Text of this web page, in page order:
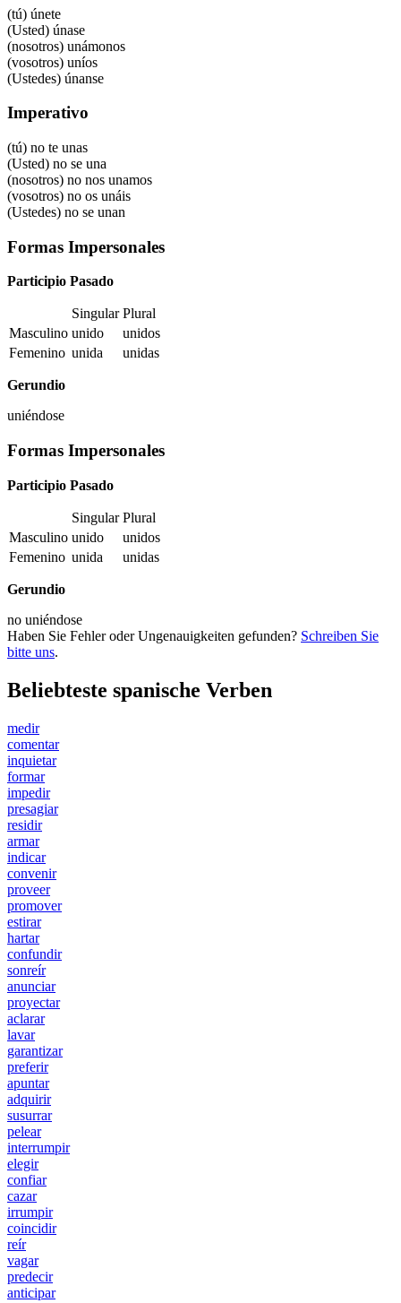
(tú) únete
(Usted) únase
(nosotros) unámonos
(vosotros) uníos
(Ustedes) únanse
Imperativo
(tú) no te unas
(Usted) no se una
(nosotros) no nos unamos
(vosotros) no os unáis
(Ustedes) no se unan
Formas Impersonales
Participio Pasado
Singular Plural
Masculino unido
unidos
Femenino unida unidas
Gerundio
uniéndose
Formas Impersonales
Participio Pasado
Singular Plural
Masculino unido
unidos
Femenino unida unidas
Gerundio
no uniéndose
Haben Sie Fehler oder Ungenauigkeiten gefunden? Schreiben Sie
bitte uns.
Beliebteste spanische Verben
medir
comentar
inquietar
formar
impedir
presagiar
residir
armar
indicar
convenir
proveer
promover
estirar
hartar
confundir
sonreír
anunciar
proyectar
aclarar
lavar
garantizar
preferir
apuntar
adquirir
susurrar
pelear
interrumpir
elegir
confiar
cazar
irrumpir
coincidir
reír
vagar
predecir
anticipar